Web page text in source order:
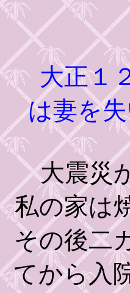
大正１２
は妻を
大震災
私の家は
その後二
てから入